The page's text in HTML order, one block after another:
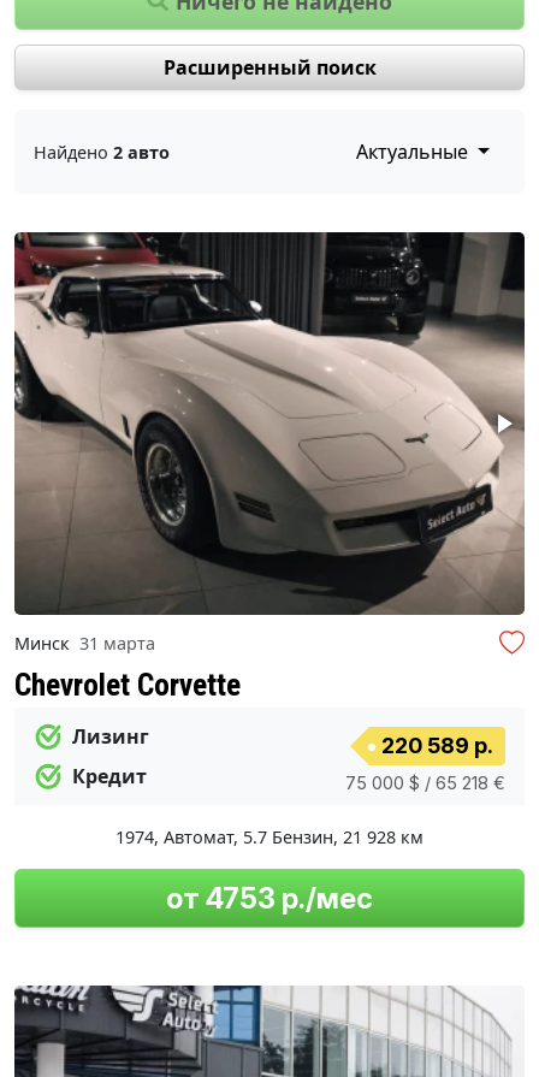
Расширенный поиск
Найдено 2 авто Актуальные
Минск 31 марта
Chevrolet Corvette
Лизинг
Кредит
220 589 р.
75 000 $ / 65 218 €
1974, Автомат, 5.7 Бензин, 21 928 км
от 4753 р./мес